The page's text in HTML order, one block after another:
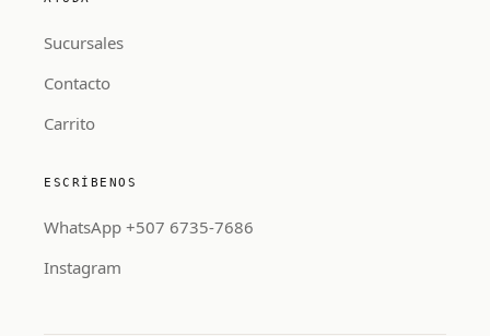
Sucursales
Contacto
Carrito
ESCRÍBENOS
WhatsApp +507 6735-7686
Instagram